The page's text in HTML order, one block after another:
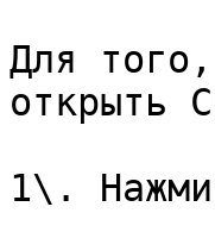
Для
открыть
1\.